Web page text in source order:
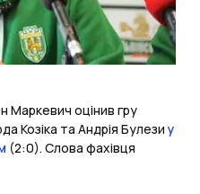
Маркевич оцінив гру
Козіка та Андрія Булези у
(2:0). Слова фахівця